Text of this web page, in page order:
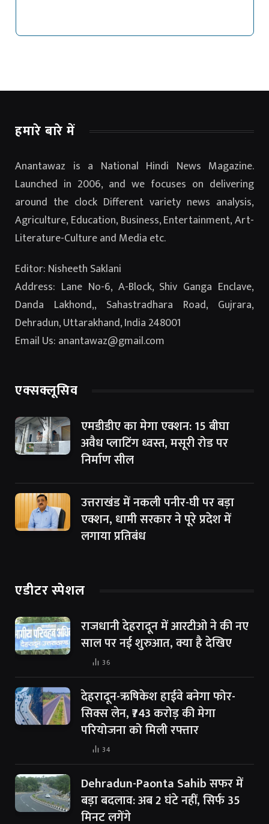
हमारे बारे में
Anantawaz is a National Hindi News Magazine.
Launched in 2006, and we focuses on delivering
around the clock Different variety news analysis,
Agriculture, Education, Business, Entertainment, Art-
Literature-Culture and Media etc.
Editor: Nisheeth Saklani
Address: Lane No-6, A-Block, Shiv Ganga Enclave,
Danda Lakhond,, Sahastradhara Road, Gujrara,
Dehradun, Uttarakhand, India 248001
Email Us: anantawaz@gmail.com
एक्सक्लूसिव
एमडीडीए का मेगा एक्शन: 15 बीघा
अवैध प्लाटिंग ध्वस्त, मसूरी रोड पर
निर्माण सील
उत्तराखंड में नकली पनीर-घी पर बड़ा
एक्शन, धामी सरकार ने पूरे प्रदेश में
लगाया प्रतिबंध
एडीटर स्पेशल
राजधानी देहरादून में आरटीओ ने की नए
साल पर नई शुरुआत, क्या है देखिए
36
देहरादून-ऋषिकेश हाईवे बनेगा फोर-
सिक्स लेन, ₹743 करोड़ की मेगा
परियोजना को मिली रफ्तार
34
Dehradun-Paonta Sahib सफर में
बड़ा बदलाव: अब 2 घंटे नहीं, सिर्फ 35
मिनट लगेंगे